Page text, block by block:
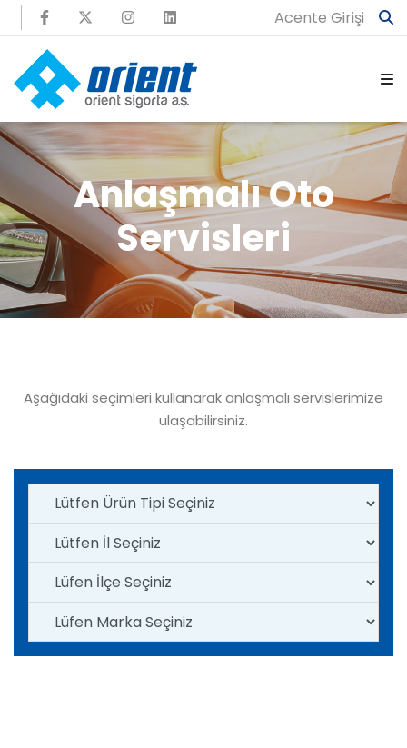
Acente Girişi
Anlaşmalı Oto
Servisleri
Aşağıdaki seçimleri kullanarak anlaşmalı servislerimize
ulaşabilirsiniz.